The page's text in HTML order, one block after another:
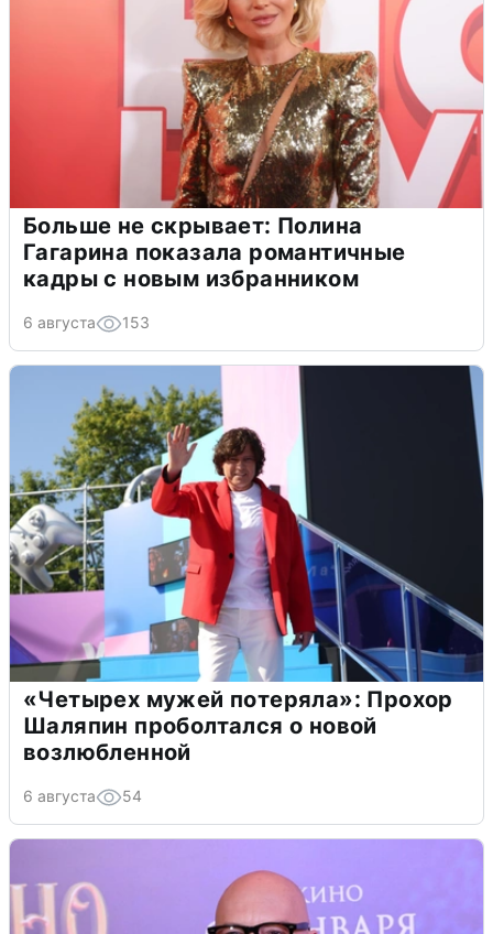
Больше не скрывает: Полина
Гагарина показала романтичные
кадры с новым избранником
6 августа 153
«Четырех мужей потеряла»: Прохор
Шаляпин проболтался о новой
возлюбленной
6 августа 54